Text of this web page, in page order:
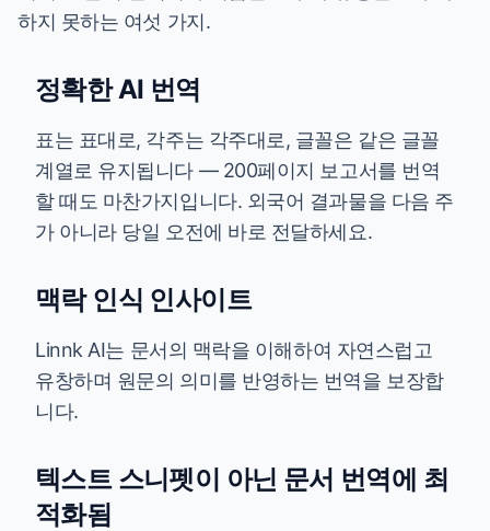
하지 못하는 여섯 가지.
정확한 AI 번역
표는 표대로, 각주는 각주대로, 글꼴은 같은 글꼴
계열로 유지됩니다 — 200페이지 보고서를 번역
할 때도 마찬가지입니다. 외국어 결과물을 다음 주
가 아니라 당일 오전에 바로 전달하세요.
맥락 인식 인사이트
Linnk AI는 문서의 맥락을 이해하여 자연스럽고
유창하며 원문의 의미를 반영하는 번역을 보장합
니다.
텍스트 스니펫이 아닌 문서 번역에 최
적화됨